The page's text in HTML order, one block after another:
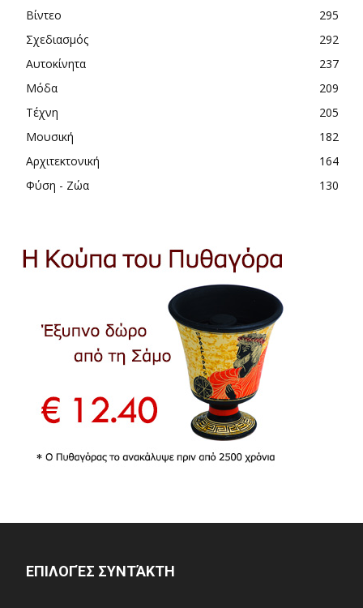
Βίντεο
295
Σχεδιασμός
292
Αυτοκίνητα
237
Μόδα
209
Τέχνη
205
Μουσική
182
Αρχιτεκτονική
164
Φύση - Ζώα
130
ΕΠΙΛΟΓΈΣ ΣΥΝΤΆΚΤΗ